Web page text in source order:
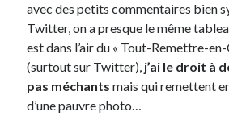
Patchwork
Photos
Post inutile
Proust
Sons
Sorties cuculturelles
avec des petits commentaires bien
Twitter, on a presque le même
est dans l’air du « Tout-Remettre-
(surtout sur Twitter), j’ai le droit à
pas méchants mais qui remettent
d’une pauvre photo…